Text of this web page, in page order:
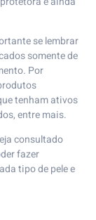
se lembrar
somente de
Por
tenham ativos
entre mais.
consultado
fazer
tipo de pele e